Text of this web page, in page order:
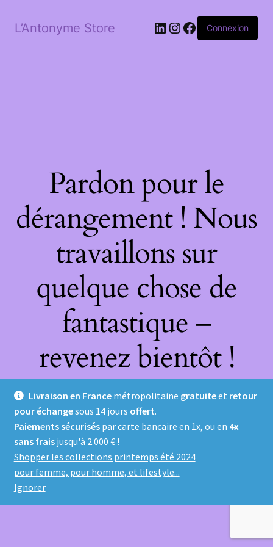
Livraison en France métropolitaine gratuiteet retour
pour échangesous 14 jours offert.
Paiements sécuriséspar carte bancaire en 1x, ou en 4x
sans fraisjusqu'à 2.000 € !
Shopper les collections printemps été 2024
pour femme, pour homme, et lifestyle...
Ignorer
L’Antonyme Store LinkedIn
Instagram
Facebook
Connexion
Pardon pour le
dérangement ! Nous
travaillons sur
quelque chose de
fantastique –
revenez bientôt !